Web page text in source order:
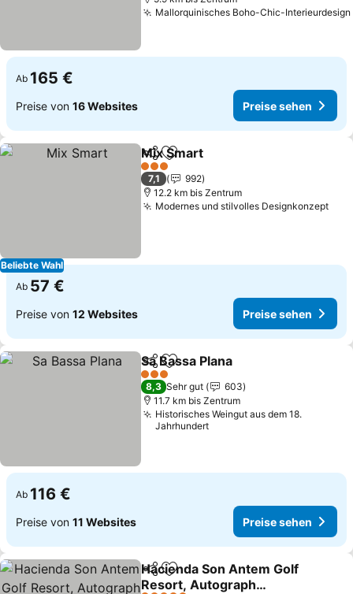
Mallorquinisches Boho-Chic-Interieurdesign
Ab 165 €
Preise von 16 Websites Preise sehen
Beliebte Wahl
TeilenZu Favoriten hinzufügen
Mix Smart
3 Sterne
7,1
992
12.2 km bis Zentrum
Modernes und stilvolles Designkonzept
Ab 57 €
Preise von 12 Websites Preise sehen
TeilenZu Favoriten hinzufügen
Sa Bassa Plana
3 Sterne
8,3 Sehr gut
603
11.7 km bis Zentrum
Historisches Weingut aus dem 18.
Jahrhundert
Ab 116 €
Preise von 11 Websites Preise sehen
TeilenZu Favoriten hinzufügen
Hacienda Son Antem Golf
Resort, Autograph